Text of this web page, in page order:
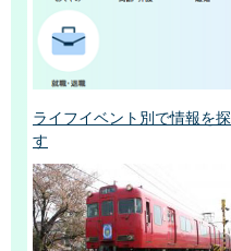
ライフイベント別で情報を探
す